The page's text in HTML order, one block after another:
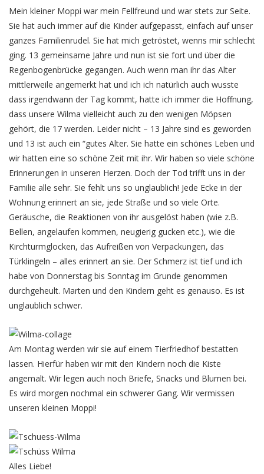
Mein kleiner Moppi war mein Fellfreund und war stets zur Seite.
Sie hat auch immer auf die Kinder aufgepasst, einfach auf unser
ganzes Familienrudel. Sie hat mich getröstet, wenns mir schlecht
ging. 13 gemeinsame Jahre und nun ist sie fort und über die
Regenbogenbrücke gegangen. Auch wenn man ihr das Alter
mittlerweile angemerkt hat und ich ich natürlich auch wusste
dass irgendwann der Tag kommt, hatte ich immer die Hoffnung,
dass unsere Wilma vielleicht auch zu den wenigen Möpsen
gehört, die 17 werden. Leider nicht – 13 Jahre sind es geworden
und 13 ist auch ein “gutes Alter. Sie hatte ein schönes Leben und
wir hatten eine so schöne Zeit mit ihr. Wir haben so viele schöne
Erinnerungen in unseren Herzen. Doch der Tod trifft uns in der
Familie alle sehr. Sie fehlt uns so unglaublich! Jede Ecke in der
Wohnung erinnert an sie, jede Straße und so viele Orte.
Geräusche, die Reaktionen von ihr ausgelöst haben (wie z.B.
Bellen, angelaufen kommen, neugierig gucken etc.), wie die
Kirchturmglocken, das Aufreißen von Verpackungen, das
Türklingeln – alles erinnert an sie. Der Schmerz ist tief und ich
habe von Donnerstag bis Sonntag im Grunde genommen
durchgeheult. Marten und den Kindern geht es genauso. Es ist
unglaublich schwer.
Am Montag werden wir sie auf einem Tierfriedhof bestatten
lassen. Hierfür haben wir mit den Kindern noch die Kiste
angemalt. Wir legen auch noch Briefe, Snacks und Blumen bei.
Es wird morgen nochmal ein schwerer Gang. Wir vermissen
unseren kleinen Moppi!
Alles Liebe!